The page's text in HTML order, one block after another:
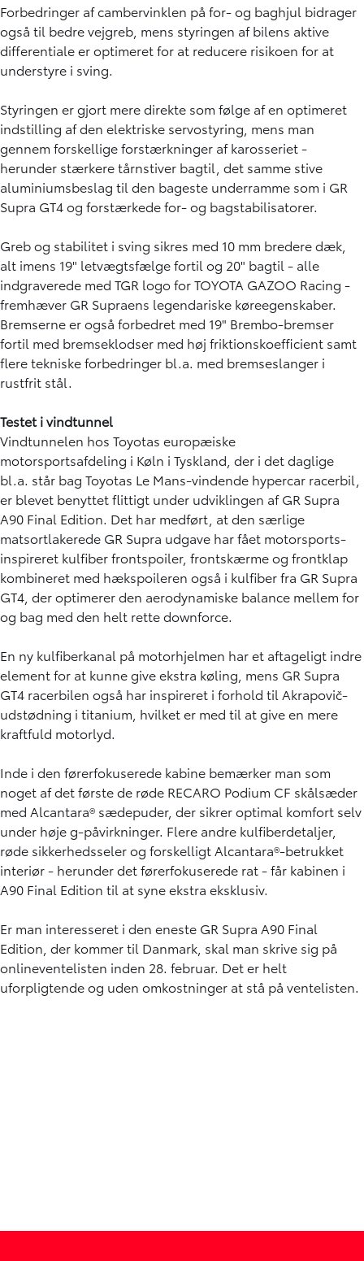
Forbedringer af cambervinklen på for- og baghjul bidrager
også til bedre vejgreb, mens styringen af bilens aktive
differentiale er optimeret for at reducere risikoen for at
understyre i sving.
Styringen er gjort mere direkte som følge af en optimeret
indstilling af den elektriske servostyring, mens man
gennem forskellige forstærkninger af karosseriet -
herunder stærkere tårnstiver bagtil, det samme stive
aluminiumsbeslag til den bageste underramme som i GR
Supra GT4 og forstærkede for- og bagstabilisatorer.
Greb og stabilitet i sving sikres med 10 mm bredere dæk,
alt imens 19" letvægtsfælge fortil og 20" bagtil - alle
indgraverede med TGR logo for TOYOTA GAZOO Racing -
fremhæver GR Supraens legendariske køreegenskaber.
Bremserne er også forbedret med 19" Brembo-bremser
fortil med bremseklodser med høj friktionskoefficient samt
flere tekniske forbedringer bl.a. med bremseslanger i
rustfrit stål.
Testet i vindtunnel
Vindtunnelen hos Toyotas europæiske
motorsportsafdeling i Køln i Tyskland, der i det daglige
bl.a. står bag Toyotas Le Mans-vindende hypercar racerbil,
er blevet benyttet flittigt under udviklingen af GR Supra
A90 Final Edition. Det har medført, at den særlige
matsortlakerede GR Supra udgave har fået motorsports-
inspireret kulfiber frontspoiler, frontskærme og frontklap
kombineret med hækspoileren også i kulfiber fra GR Supra
GT4, der optimerer den aerodynamiske balance mellem for
og bag med den helt rette downforce.
En ny kulfiberkanal på motorhjelmen har et aftageligt indre
element for at kunne give ekstra køling, mens GR Supra
GT4 racerbilen også har inspireret i forhold til Akrapovič-
udstødning i titanium, hvilket er med til at give en mere
kraftfuld motorlyd.
Inde i den førerfokuserede kabine bemærker man som
noget af det første de røde RECARO Podium CF skålsæder
med Alcantara® sædepuder, der sikrer optimal komfort selv
under høje g-påvirkninger. Flere andre kulfiberdetaljer,
røde sikkerhedsseler og forskelligt Alcantara®-betrukket
interiør - herunder det førerfokuserede rat - får kabinen i
A90 Final Edition til at syne ekstra eksklusiv.
Er man interesseret i den eneste GR Supra A90 Final
Edition, der kommer til Danmark, skal man skrive sig på
onlineventelisten inden 28. februar. Det er helt
uforpligtende og uden omkostninger at stå på ventelisten.